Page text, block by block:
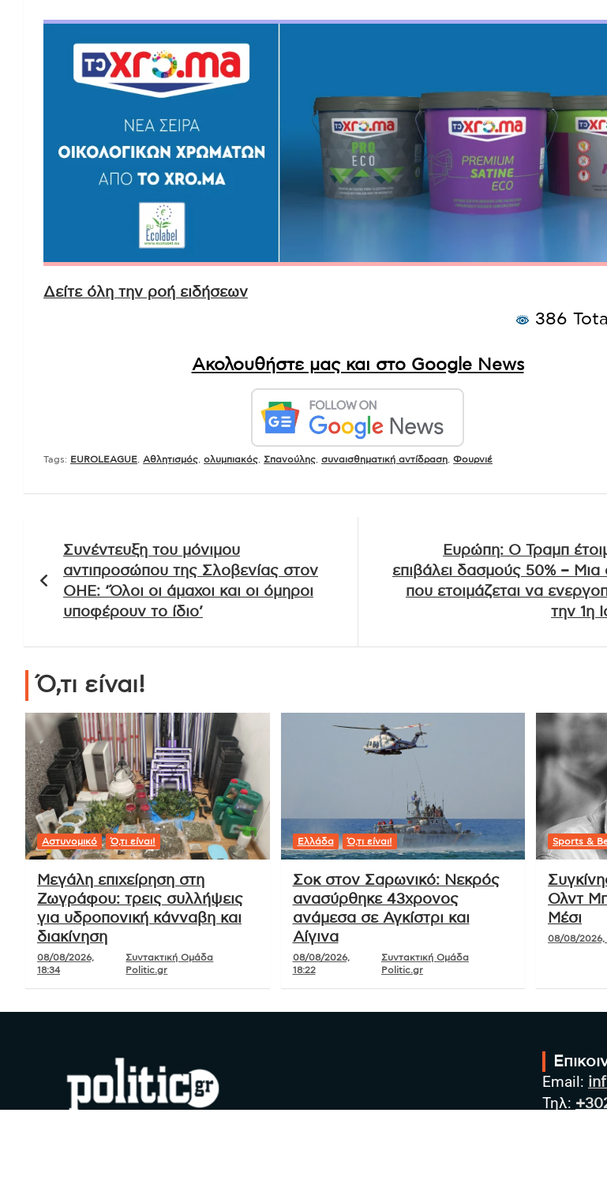
Δείτε όλη την ροή ειδήσεων
386
Ακολουθήστε μας και στο Google News
Tags: EUROLEAGUE Αθλητισμός ολυμπιακός Σπανούλης συναισθηματική αντίδραση Φουρνιέ
άρθρων
Συνέντευξη του μόνιμου
αντιπροσώπου της Σλοβενίας στον
ΟΗΕ: ‘Όλοι οι άμαχοι και οι όμηροι
υποφέρουν το ίδιο’
Ευρώπη: Ο Τραμπ
επιβάλει δασμούς 50% – Μια
που ετοιμάζεται να
την 1η
Ό,τι είναι!
Αστυνομικό Ό,τι είναι!
Μεγάλη επιχείρηση στη
Ζωγράφου: τρεις συλλήψεις
για υδροπονική κάνναβη και
διακίνηση
08/08/2026,
18:34
Συντακτική Ομάδα
Politic.gr
Ελλάδα Ό,τι είναι!
Σοκ στον Σαρωνικό: Νεκρός
ανασύρθηκε 43χρονος
ανάμεσα σε Αγκίστρι και
Αίγινα
08/08/2026,
18:22
Συντακτική Ομάδα
Politic.gr
Sports &
Ολντ
Μέσι
08/08/2026,
Email:
Τηλ: